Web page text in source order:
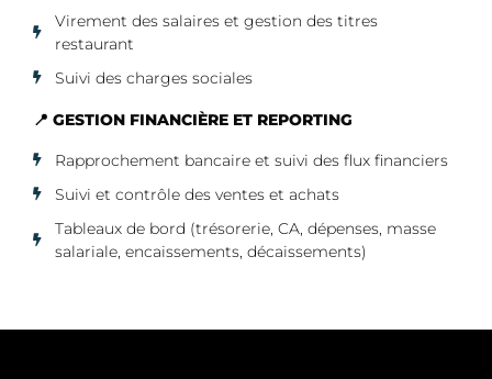
Virement des salaires et gestion des titres
restaurant
Suivi des charges sociales
📍 GESTION FINANCIÈRE ET REPORTING
Rapprochement bancaire et suivi des flux financiers
Suivi et contrôle des ventes et achats
Tableaux de bord (trésorerie, CA, dépenses, masse
salariale, encaissements, décaissements)